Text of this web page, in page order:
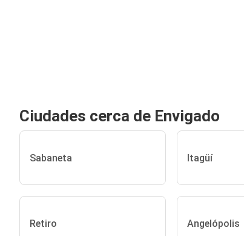
Ciudades cerca de Envigado
Sabaneta Itagüí
Retiro Angelópolis